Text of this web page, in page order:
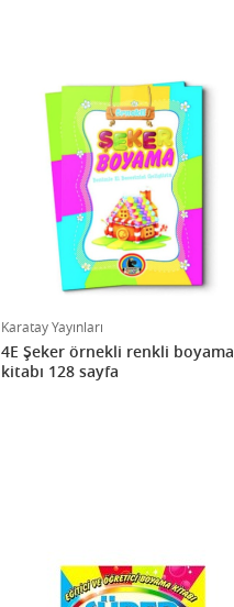
Karatay Yayınları
4E Şeker örnekli renkli boyama
kitabı 128 sayfa